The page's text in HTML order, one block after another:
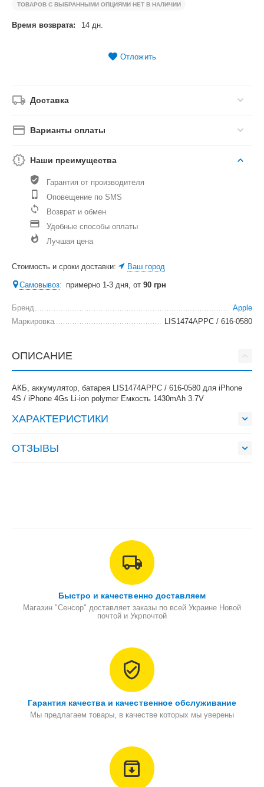
ТОВАРОВ С ВЫБРАННЫМИ ОПЦИЯМИ НЕТ В НАЛИЧИИ
Время возврата: 14 дн.
Отложить
Доставка
Варианты оплаты
Наши преимущества
Гарантия от производителя
Оповещение по SMS
Возврат и обмен
Удобные способы оплаты
Лучшая цена
Стоимость и сроки доставки: Ваш город
Самовывоз: примерно 1-3 дня, от90 грн
Бренд
Apple
Маркировка
LIS1474APPC / 616-0580
ОПИСАНИЕ
АКБ, аккумулятор, батарея LIS1474APPC / 616-0580 для iPhone
4S / iPhone 4Gs Li-ion polymer Емкость 1430mAh 3.7V
ХАРАКТЕРИСТИКИ
ОТЗЫВЫ
Быстро и качественно доставляем
Магазин "Сенсор" доставляет заказы по всей Украине Новой
почтой и Укрпочтой
Гарантия качества и качественное обслуживание
Мы предлагаем товары, в качестве которых мы уверены